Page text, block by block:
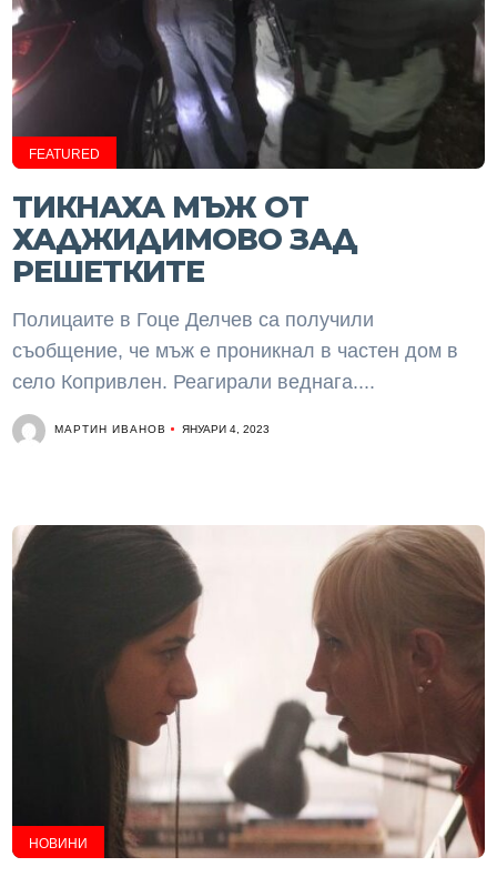
FEATURED
ТИКНАХА МЪЖ ОТ
ХАДЖИДИМОВО ЗАД
РЕШЕТКИТЕ
Полицаите в Гоце Делчев са получили
съобщение, че мъж е проникнал в частен дом в
село Копривлен. Реагирали веднага....
МАРТИН ИВАНОВ ЯНУАРИ 4, 2023
НОВИНИ